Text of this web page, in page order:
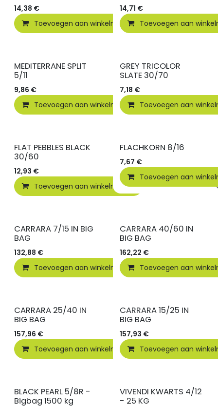
14,38 €
Toevoegen aan winkelmandje
Vergelijken
14,71 €
Toevoegen aan
MEDITERRANE SPLIT
5/11
9,86 €
Toevoegen aan winkelmandje
Vergelijken
GREY TRICOLOR
SLATE 30/70
7,18 €
Toevoegen aan
FLAT PEBBLES BLACK
30/60
12,93 €
Toevoegen aan winkelmandje
Vergelijken
FLACHKORN 8/16
7,67 €
Toevoegen aan
CARRARA 7/15 IN BIG
BAG
132,88 €
Toevoegen aan winkelmandje
Vergelijken
CARRARA 40/60 IN
BIG BAG
162,22 €
Toevoegen aan
CARRARA 25/40 IN
BIG BAG
157,96 €
Toevoegen aan winkelmandje
Vergelijken
CARRARA 15/25 IN
BIG BAG
157,93 €
Toevoegen aan
BLACK PEARL 5/8R -
Bigbag 1500 kg
VIVENDI KWARTS 4/12
- 25 KG